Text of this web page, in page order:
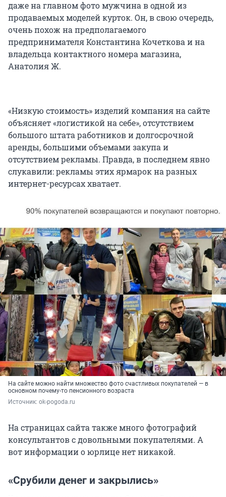
даже на главном фото мужчина в одной из
продаваемых моделей курток. Он, в свою очередь,
очень похож на предполагаемого
предпринимателя Константина Кочеткова и на
владельца контактного номера магазина,
Анатолия Ж.
«Низкую стоимость» изделий компания на сайте
объясняет «логистикой на себе», отсутствием
большого штата работников и долгосрочной
аренды, большими объемами закупа и
отсутствием рекламы. Правда, в последнем явно
слукавили: рекламы этих ярмарок на разных
интернет-ресурсах хватает.
На сайте можно найти множество фото счастливых покупателей — в
основном почему-то пенсионного возраста
Источник: ok-pogoda.ru
На страницах сайта также много фотографий
консультантов с довольными покупателями. А
вот информации о юрлице нет никакой.
«Срубили денег и закрылись»